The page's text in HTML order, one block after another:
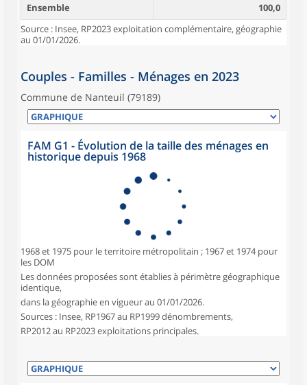
Ensemble
100,0
Source : Insee, RP2023 exploitation complémentaire, géographie
au 01/01/2026.
Couples - Familles - Ménages en 2023
Commune de Nanteuil (79189)
FAM G1 - Évolution de la taille des ménages en
historique depuis 1968
1968 et 1975 pour le territoire métropolitain ; 1967 et 1974 pour
les DOM
Les données proposées sont établies à périmètre géographique
identique,
dans la géographie en vigueur au 01/01/2026.
Sources : Insee, RP1967 au RP1999 dénombrements,
RP2012 au RP2023 exploitations principales.